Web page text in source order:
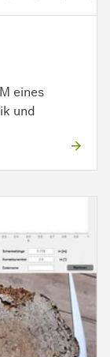
eines
und